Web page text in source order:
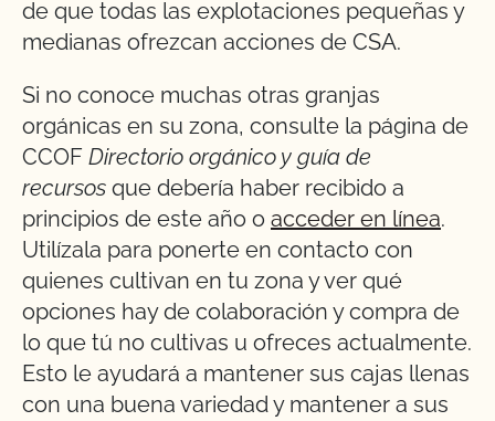
de que todas las explotaciones pequeñas y
medianas ofrezcan acciones de CSA.
Si no conoce muchas otras granjas
orgánicas en su zona, consulte la página de
CCOF Directorio orgánico y guía de
recursos que debería haber recibido a
principios de este año o acceder en línea.
Utilízala para ponerte en contacto con
quienes cultivan en tu zona y ver qué
opciones hay de colaboración y compra de
lo que tú no cultivas u ofreces actualmente.
Esto le ayudará a mantener sus cajas llenas
con una buena variedad y mantener a sus